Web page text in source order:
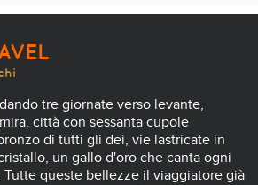
tre giornate verso levante,
città con sessanta cupole
di tutti gli dei, vie lastricate in
un gallo d'oro che canta ogni
Tutte queste bellezze il viaggiatore già